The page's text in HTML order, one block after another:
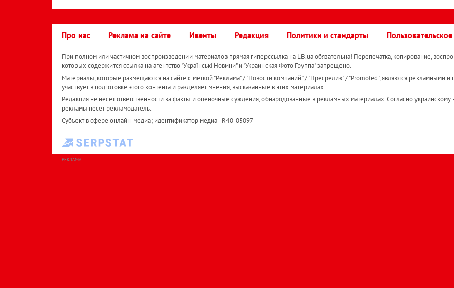
Про нас Реклама на сайте Ивенты Редакция Политики и стандарты
При полном или частичном воспроизведении материалов прямая гиперссылка на LB.ua обязательна! Перепечатка, копирование,
которых содержится ссылка на агентство "Українськi Новини" и "Украинская Фото Группа" запрещено.
Материалы, которые размещаются на сайте с меткой "Реклама" / "Новости компаний" / "Пресрелиз" / "Promoted", являются рекламными и
участвует в подготовке этого контента и разделяет мнения, высказанные в этих материалах.
Редакция не несет ответственности за факты и оценочные суждения, обнародованные в рекламных материалах. Согласно украинскому
рекламы несет рекламодатель.
Субъект в сфере онлайн-медиа; идентификатор медиа - R40-05097
РЕКЛАМА